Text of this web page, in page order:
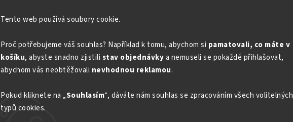
Tento web používá soubory cookie.
Proč potřebujeme váš souhlas? Například k tomu, abychom si pamatovali, co máte v
košíku, abyste snadno zjistili stav objednávkya nemuseli se pokaždé přihlašovat,
abychom vás neobtěžovali nevhodnou reklamou.
Pokud kliknete na „Souhlasím“, dáváte nám souhlas se zpracováním všech volitelných
typů cookies.